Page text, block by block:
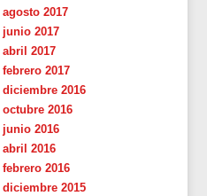
agosto 2017
junio 2017
abril 2017
febrero 2017
diciembre 2016
octubre 2016
junio 2016
abril 2016
febrero 2016
diciembre 2015